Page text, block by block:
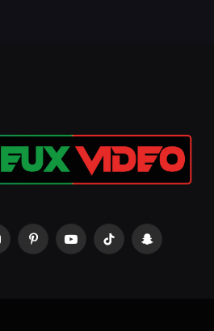
PinterestYouTubeTikTok Snapchat